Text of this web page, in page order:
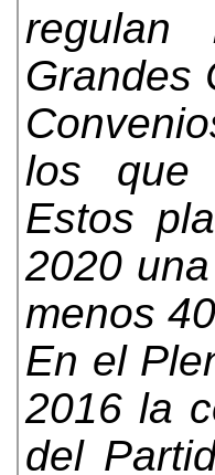
regulan
Grandes
los que
Estos
2020
menos
En el
2016 la
del